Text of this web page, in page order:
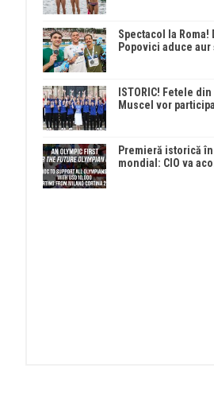
Spectacol la Roma!
Popovici aduce
ISTORIC! Fetele
Muscel vor
Premieră istorică în
mondial: CIO va